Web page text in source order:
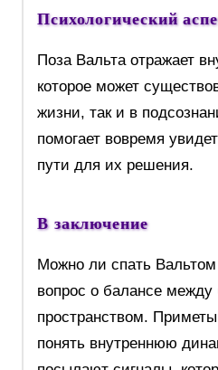
Психологический
Поза Вальта отражает
которое может
жизни, так и в
помогает вовремя
пути для их решения.
В заключение
Можно ли спать
вопрос о балансе
пространством.
понять внутреннюю